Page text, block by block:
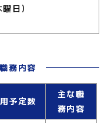
日）
務内容
予定数
主な職
務内容